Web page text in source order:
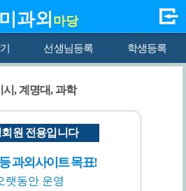
과외 마당
선생님등록 학생등록
시, 계명대, 과학
원 전용입니다
과외사이트 목표!
랫동안 운영